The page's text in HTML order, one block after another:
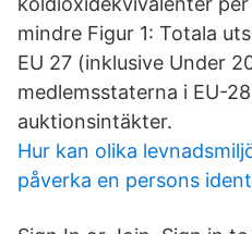
mindre Figur 1: Totala
EU 27 (inklusive Under
medlemsstaterna i EU-
auktionsintäkter.
Hur kan olika
påverka en persons